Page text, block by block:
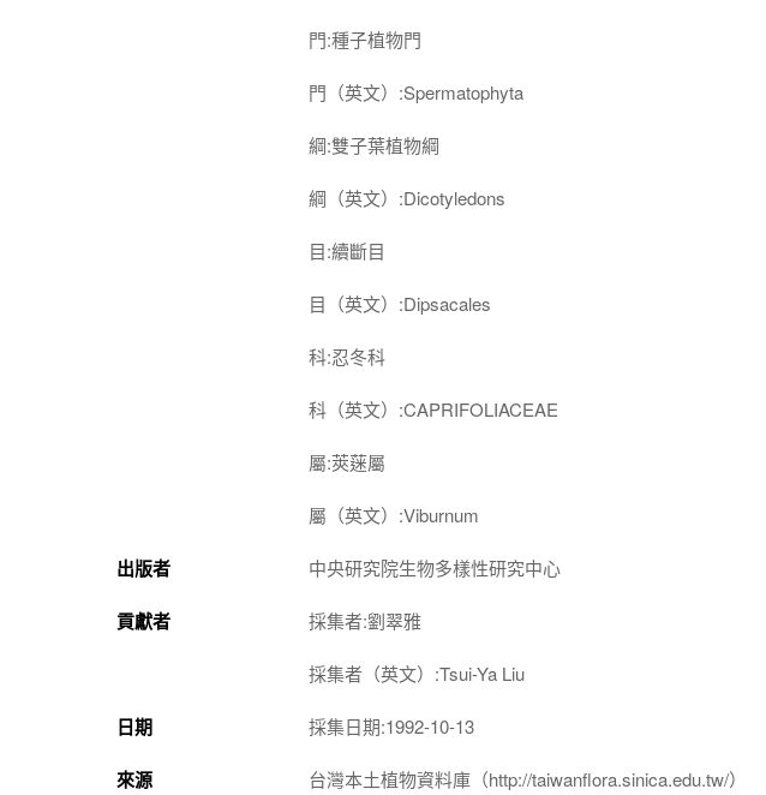
門:種子植物門
門（英文）:Spermatophyta
綱:雙子葉植物綱
綱（英文）:Dicotyledons
目:續斷目
目（英文）:Dipsacales
科:忍冬科
科（英文）:CAPRIFOLIACEAE
屬:莢蒾屬
屬（英文）:Viburnum
出版者 中央研究院生物多樣性研究中心
貢獻者 採集者:劉翠雅
採集者（英文）:Tsui-Ya Liu
日期 採集日期:1992-10-13
來源 台灣本土植物資料庫（http://taiwanflora.sinica.edu.tw/）